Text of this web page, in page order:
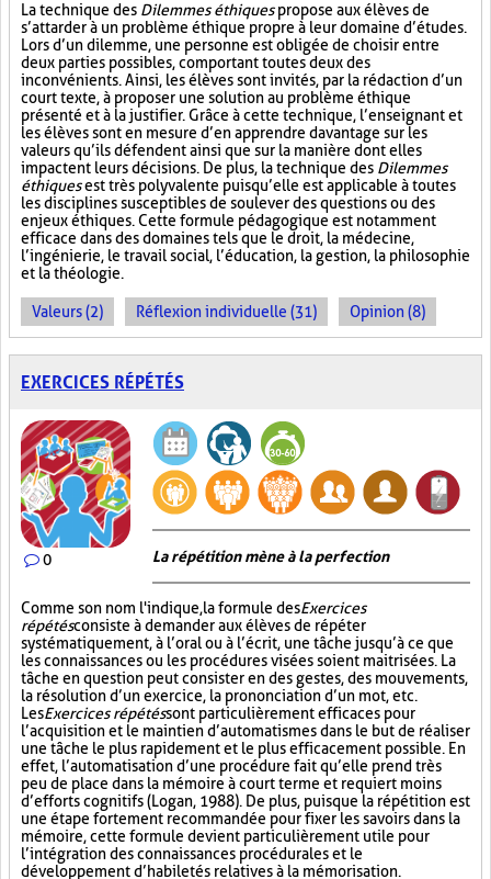
La technique des Dilemmes éthiquespropose aux élèves de
s’attarder à un problème éthique propre à leur domaine d’études.
Lors d’un dilemme, une personne est obligée de choisir entre
deux parties possibles, comportant toutes deux des
inconvénients. Ainsi, les élèves sont invités, par la rédaction d’un
court texte, à proposer une solution au problème éthique
présenté et à la justifier. Grâce à cette technique, l’enseignant et
les élèves sont en mesure d’en apprendre davantage sur les
valeurs qu’ils défendent ainsi que sur la manière dont elles
impactent leurs décisions. De plus, la technique des Dilemmes
éthiquesest très polyvalente puisqu’elle est applicable à toutes
les disciplines susceptibles de soulever des questions ou des
enjeux éthiques. Cette formule pédagogique est notamment
efficace dans des domaines tels que le droit, la médecine,
l’ingénierie, le travail social, l’éducation, la gestion, la philosophie
et la théologie.
Valeurs (2) Réflexion individuelle (31) Opinion (8)
EXERCICES RÉPÉTÉS
0 La répétition mène à la perfection
Comme son nom l'indique, la formule desExercices
répétésconsiste à demander aux élèves de répéter
systématiquement, à l’oral ou à l’écrit, une tâche jusqu’à ce que
les connaissances ou les procédures visées soient maitrisées. La
tâche en question peut consister en des gestes, des mouvements,
la résolution d’un exercice, la prononciation d’un mot, etc.
LesExercices répétéssont particulièrement efficaces pour
l’acquisition et le maintien d’automatismes dans le but de réaliser
une tâche le plus rapidement et le plus efficacement possible. En
effet, l’automatisation d’une procédure fait qu’elle prend très
peu de place dans la mémoire à court terme et requiert moins
d’efforts cognitifs (Logan, 1988). De plus, puisque la répétition est
une étape fortement recommandée pour fixer les savoirs dans la
mémoire, cette formule devient particulièrement utile pour
l’intégration des connaissances procédurales et le
développement d’habiletés relatives à la mémorisation.